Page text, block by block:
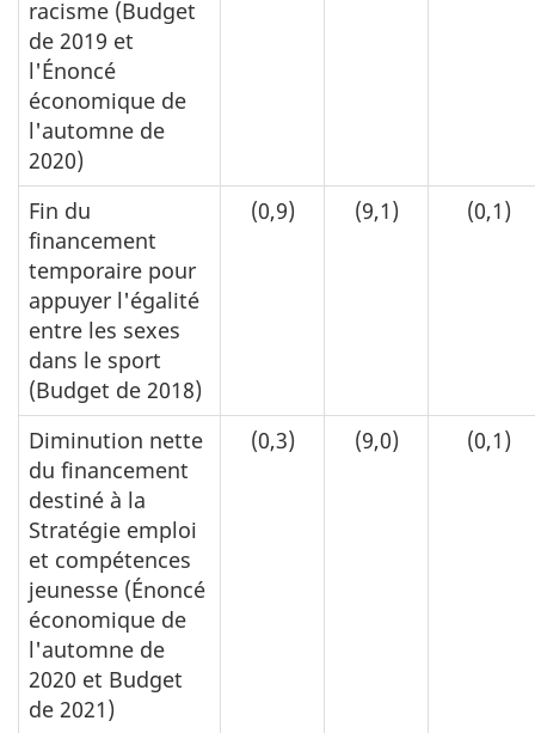
racisme (Budget
de 2019 et
l'Énoncé
économique de
l'automne de
2020)
Fin du
financement
temporaire pour
appuyer l'égalité
entre les sexes
dans le sport
(Budget de 2018)
(0,9) (9,1) (0,1)
Diminution nette
du financement
destiné à la
Stratégie emploi
et compétences
jeunesse (Énoncé
économique de
l'automne de
2020 et Budget
de 2021)
(0,3) (9,0) (0,1)